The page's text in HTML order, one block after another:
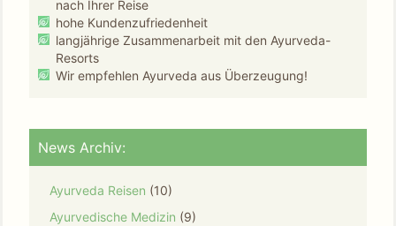
nach Ihrer Reise
hohe Kundenzufriedenheit
langjährige Zusammenarbeit mit den Ayurveda-
Resorts
Wir empfehlen Ayurveda aus Überzeugung!
News Archiv:
Ayurveda Reisen (10)
Ayurvedische Medizin (9)